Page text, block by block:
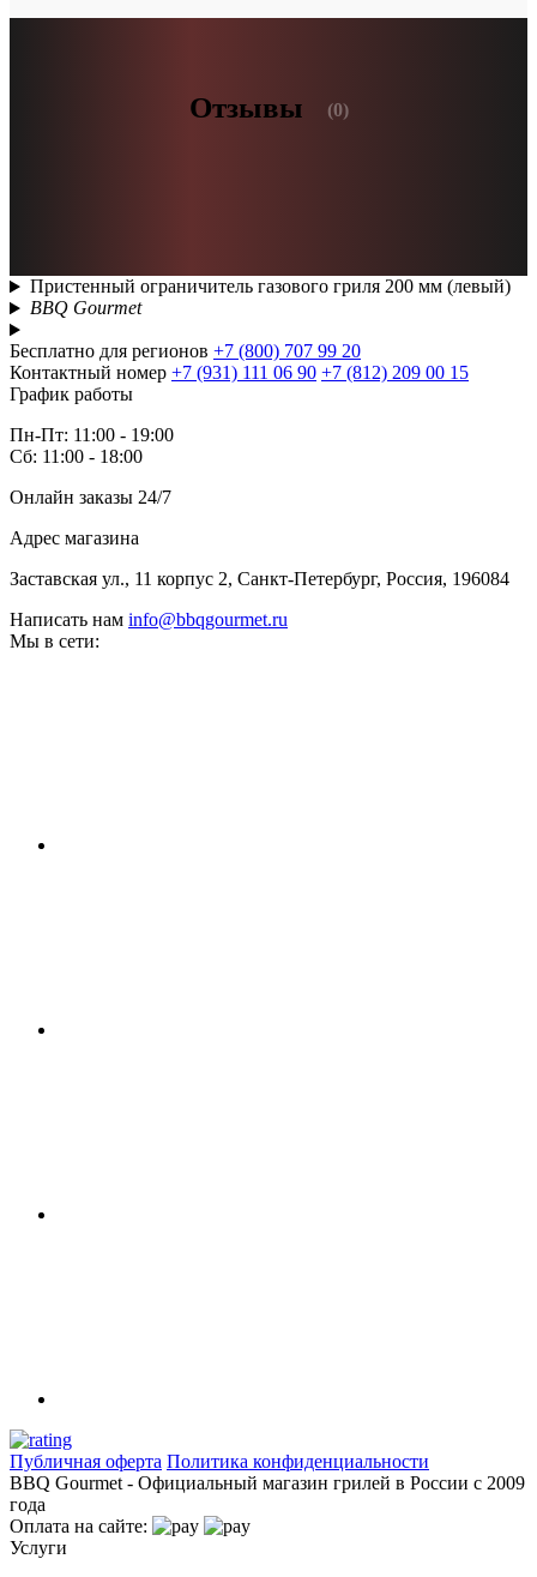
Отзывы (0)
Пристенный ограничитель газового гриля 200 мм (левый)
BBQ Gourmet
Бесплатно для регионов +7 (800) 707 99 20
Контактный номер +7 (931) 111 06 90 +7 (812) 209 00 15
График работы
Пн-Пт: 11:00 - 19:00
Сб: 11:00 - 18:00
Онлайн заказы 24/7
Адрес магазина
Заставская ул., 11 корпус 2, Санкт-Петербург, Россия, 196084
Написать нам info@bbqgourmet.ru
Мы в сети:
Публичная оферта Политика конфиденциальности
BBQ Gourmet - Официальный магазин грилей в России с 2009
года
Оплата на сайте:
Услуги